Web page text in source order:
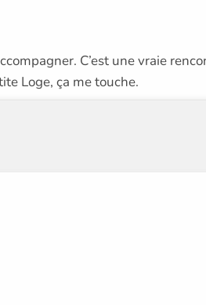
C’est une vraie
Loge, ça me touche.